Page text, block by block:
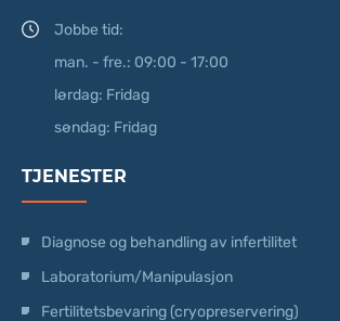
Jobbe tid:
man. - fre.: 09:00 - 17:00
lørdag: Fridag
søndag: Fridag
TJENESTER
Diagnose og behandling av infertilitet
Laboratorium/Manipulasjon
Fertilitetsbevaring (cryopreservering)